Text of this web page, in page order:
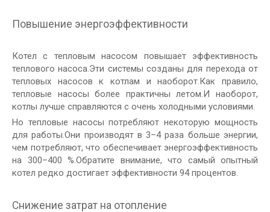
Повышение энергоэффективности
Котел с тепловым насосом повышает эффективность
теплового насоса.Эти системы созданы для перехода от
тепловых насосов к котлам и наоборот.Как правило,
тепловые насосы более практичны летом.И наоборот,
котлы лучше справляются с очень холодными условиями.
Но тепловые насосы потребляют некоторую мощность
для работы.Они производят в 3–4 раза больше энергии,
чем потребляют, что обеспечивает энергоэффективность
на 300–400 %.Обратите внимание, что самый опытный
котел редко достигает эффективности 94 процентов.
Снижение затрат на отопление